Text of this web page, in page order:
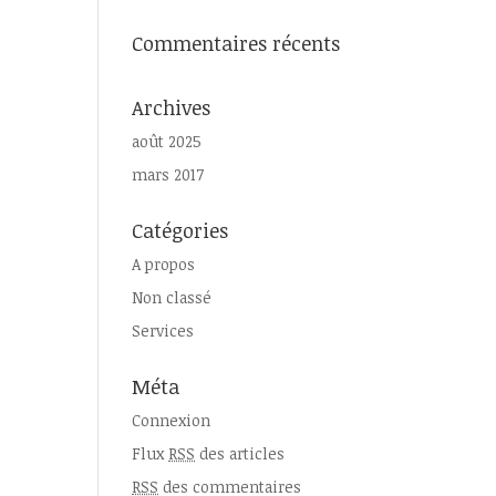
Commentaires récents
Archives
août 2025
mars 2017
Catégories
A propos
Non classé
Services
Méta
Connexion
Flux RSS des articles
RSS des commentaires